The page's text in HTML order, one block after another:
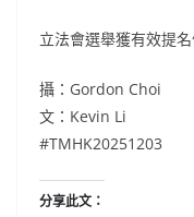
立法會選舉獲有效提
攝：Gordon Choi
文：Kevin Li
#TMHK20251203
分享此文：